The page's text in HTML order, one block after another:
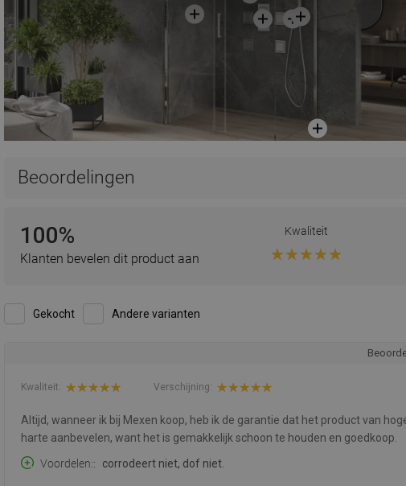
Beoordelingen
100%
Klanten bevelen dit product aan
Kwaliteit
Gekocht Andere varianten
Kwaliteit: Verschijning:
Altijd, wanneer ik bij Mexen koop, heb ik de garantie dat het product van
harte aanbevelen, want het is gemakkelijk schoon te houden en goedkoop.
Voordelen:
corrodeert niet, dof niet.